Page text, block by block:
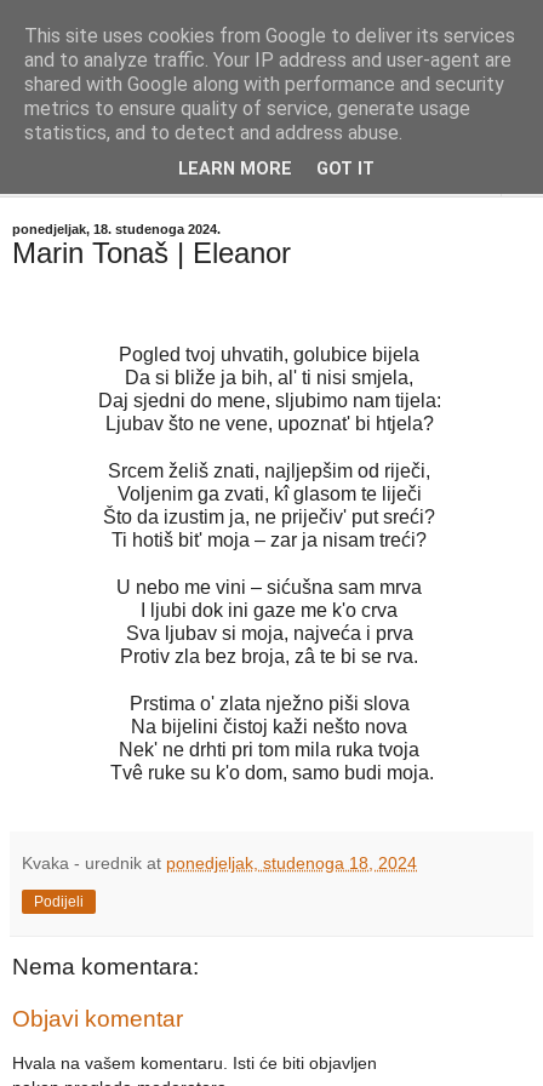
"Kvaka"
Časopis za književnost ISSN 2459-5632
ponedjeljak, 18. studenoga 2024.
Marin Tonaš | Eleanor
Pogled tvoj uhvatih, golubice bijela
Da si bliže ja bih, al' ti nisi smjela,
Daj sjedni do mene, sljubimo nam tijela:
Ljubav što ne vene, upoznat' bi htjela?
Srcem želiš znati, najljepšim od riječi,
Voljenim ga zvati, kî glasom te liječi
Što da izustim ja, ne priječiv' put sreći?
Ti hotiš bit' moja – zar ja nisam treći?
U nebo me vini – sićušna sam mrva
I ljubi dok ini gaze me k'o crva
Sva ljubav si moja, najveća i prva
Protiv zla bez broja, zâ te bi se rva.
Prstima o' zlata nježno piši slova
Na bijelini čistoj kaži nešto nova
Nek' ne drhti pri tom mila ruka tvoja
Tvê ruke su k'o dom, samo budi moja.
Kvaka - urednik at ponedjeljak, studenoga 18, 2024
Podijeli
Nema komentara:
Objavi komentar
Hvala na vašem komentaru. Isti će biti objavljen
This site uses cookies from Google to deliver its services
and to analyze traffic. Your IP address and user-agent are
shared with Google along with performance and security
metrics to ensure quality of service, generate usage
statistics, and to detect and address abuse.
LEARN MORE GOT IT